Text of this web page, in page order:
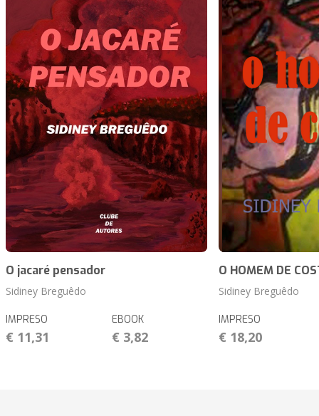
O jacaré pensador
Sidiney Breguêdo
IMPRESO
€ 11,31
EBOOK
€ 3,82
O HOMEM DE
Sidiney Breguêdo
IMPRESO
€ 18,20